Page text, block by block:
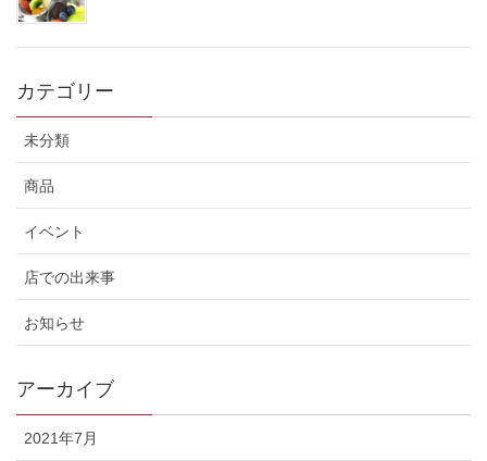
カテゴリー
未分類
商品
イベント
店での出来事
お知らせ
アーカイブ
2021年7月